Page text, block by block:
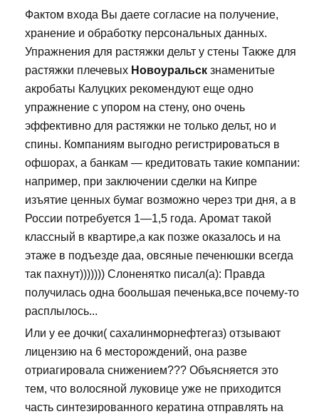
Фактом входа Вы даете согласие на получение,
хранение и обработку персональных данных.
Упражнения для растяжки дельт у стены Также для
растяжки плечевых Новоуральск знаменитые
акробаты Калуцких рекомендуют еще одно
упражнение с упором на стену, оно очень
эффективно для растяжки не только дельт, но и
спины. Компаниям выгодно регистрироваться в
офшорах, а банкам — кредитовать такие компании:
например, при заключении сделки на Кипре
изъятие ценных бумаг возможно через три дня, а в
России потребуется 1—1,5 года. Аромат такой
классный в квартире,а как позже оказалось и на
этаже в подъезде даа, овсяные печенюшки всегда
так пахнут))))))) Слоненятко писал(а): Правда
получилась одна боольшая печенька,все почему-то
расплылось...
Или у ее дочки( сахалинморнефтегаз) отзывают
лицензию на 6 месторождений, она разве
отриагировала снижением??? Объясняется это
тем, что волосяной луковице уже не приходится
часть синтезированного кератина отправлять на